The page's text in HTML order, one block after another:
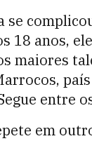
se
18 anos,
maiores
entre
em